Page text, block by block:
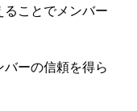
ことでメンバー
ーの信頼を得ら